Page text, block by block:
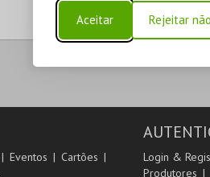
Aceitar Rejeitar
Eventos
Cartões
Login &
Produtores